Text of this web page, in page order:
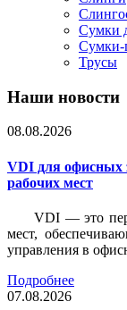
Сумки
Сумки-
Трусы
Наши новости
08.08.2026
VDI для офисных
рабочих мест
VDI — это
мест,
управления в
Подробнее
07.08.2026